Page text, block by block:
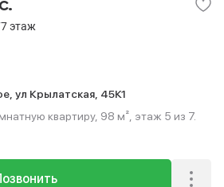
этаж
ул Крылатская, 45К1
квартиру, 98 м², этаж 5 из 7.